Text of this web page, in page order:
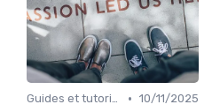
Guides et tutoriels • 10/11/2025